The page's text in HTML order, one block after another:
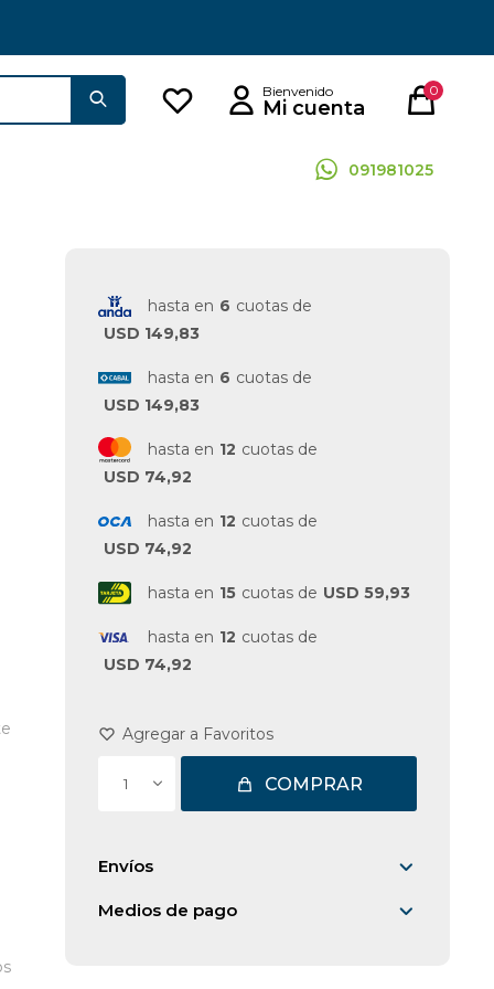
091981025
0
hasta en 6 cuotas de
USD 149,83
hasta en 6 cuotas de
USD 149,83
hasta en 12 cuotas de
USD 74,92
hasta en 12 cuotas de
USD 74,92
hasta en 15 cuotas de USD 59,93
hasta en 12 cuotas de
USD 74,92
1 COMPRAR
Envíos
Medios de pago